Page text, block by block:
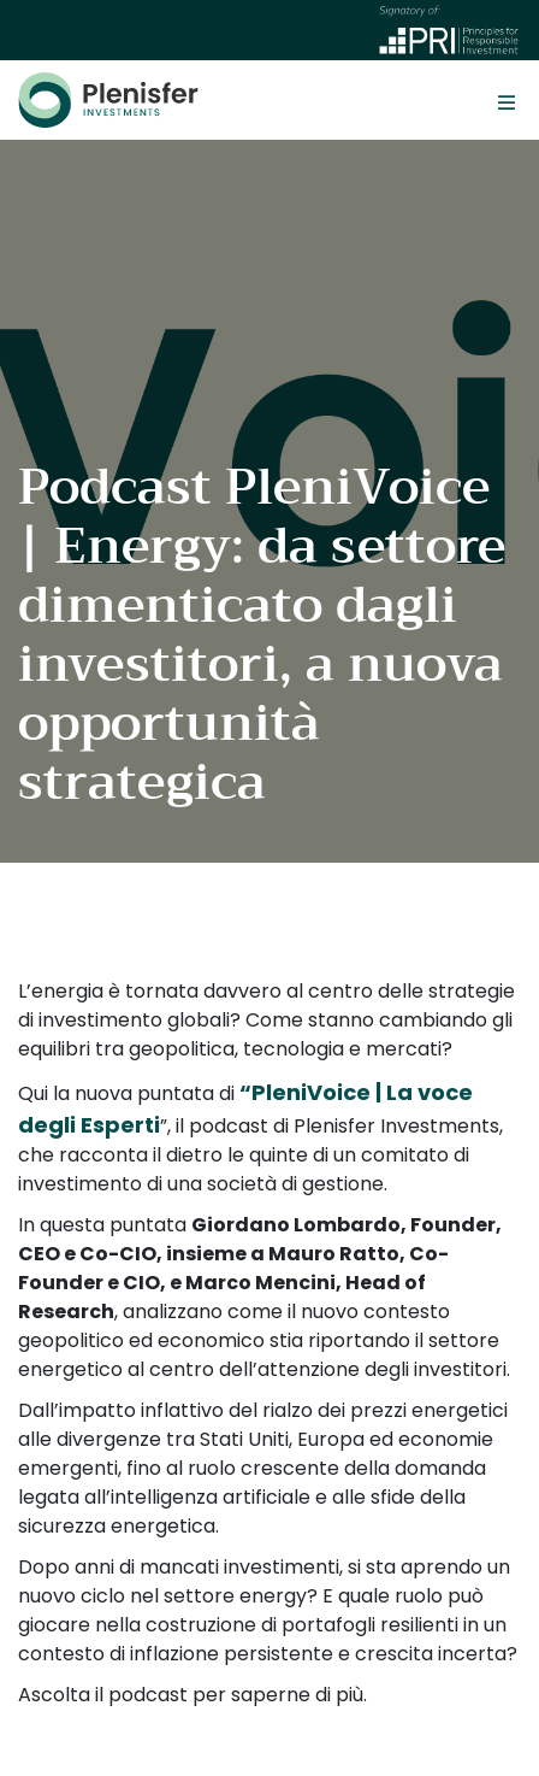
Podcast PleniVoice
| Energy: da settore
dimenticato dagli
investitori, a nuova
opportunità
strategica
L’energia è tornata davvero al centro delle strategie
di investimento globali? Come stanno cambiando gli
equilibri tra geopolitica, tecnologia e mercati?
Qui la nuova puntata di“PleniVoice | La voce
degli Esperti”, il podcast di Plenisfer Investments,
che racconta il dietro le quinte di un comitato di
investimento di una società di gestione.
In questa puntata Giordano Lombardo, Founder,
CEO e Co-CIO, insieme a Mauro Ratto, Co-
Founder e CIO, e Marco Mencini, Head of
Research, analizzano come il nuovo contesto
geopolitico ed economico stia riportando il settore
energetico al centro dell’attenzione degli investitori.
Dall’impatto inflattivo del rialzo dei prezzi energetici
alle divergenze tra Stati Uniti, Europa ed economie
emergenti, fino al ruolo crescente della domanda
legata all’intelligenza artificiale e alle sfide della
sicurezza energetica.
Dopo anni di mancati investimenti, si sta aprendo un
nuovo ciclo nel settore energy? E quale ruolo può
giocare nella costruzione di portafogli resilienti in un
contesto di inflazione persistente e crescita incerta?
Ascolta il podcast per saperne di più.